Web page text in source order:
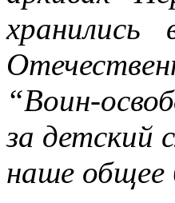
хранились
“Воин-
за детский
наше